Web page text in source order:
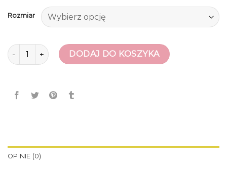
Rozmiar
ilość sandaly DODAJ DO KOSZYKA
OPINIE (0)